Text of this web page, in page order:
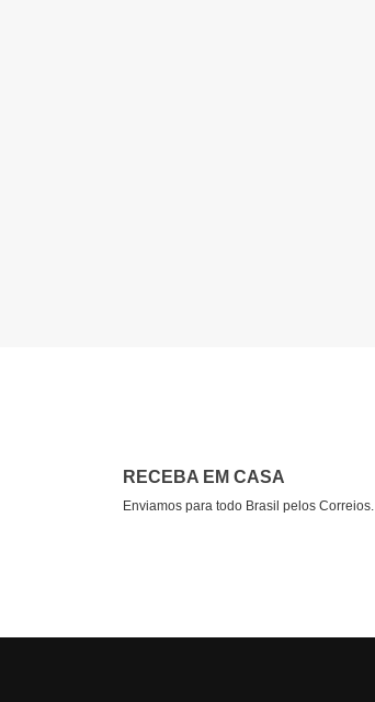
RECEBA EM CASA
Enviamos para todo Brasil pelos Correios.